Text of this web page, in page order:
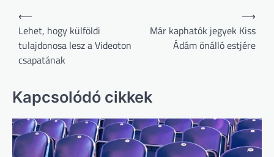
Bejegyzés
navigáció
⟵
Lehet, hogy külföldi
tulajdonosa lesz a Videoton
csapatának
Már kaphatók jegyek Kiss
Ádám önálló estjére
⟶
Kapcsolódó cikkek